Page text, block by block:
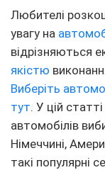
Любителі
увагу на
відрізняються
якістю
Виберіть
тут. У цій
автомобілів
Німеччині,
такі популярні